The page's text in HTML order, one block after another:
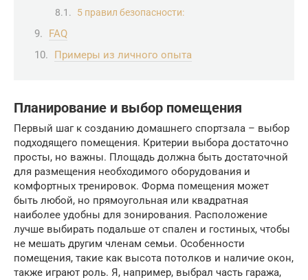
5 правил безопасности:
FAQ
Примеры из личного опыта
Планирование и выбор помещения
Первый шаг к созданию домашнего спортзала – выбор
подходящего помещения. Критерии выбора достаточно
просты, но важны. Площадь должна быть достаточной
для размещения необходимого оборудования и
комфортных тренировок. Форма помещения может
быть любой, но прямоугольная или квадратная
наиболее удобны для зонирования. Расположение
лучше выбирать подальше от спален и гостиных, чтобы
не мешать другим членам семьи. Особенности
помещения, такие как высота потолков и наличие окон,
также играют роль. Я, например, выбрал часть гаража,